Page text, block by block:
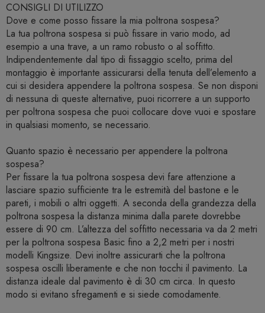
CONSIGLI DI UTILIZZO
Dove e come posso fissare la mia poltrona sospesa?
La tua poltrona sospesa si può fissare in vario modo, ad
esempio a una trave, a un ramo robusto o al soffitto.
Indipendentemente dal tipo di fissaggio scelto, prima del
montaggio è importante assicurarsi della tenuta dell’elemento a
cui si desidera appendere la poltrona sospesa. Se non disponi
di nessuna di queste alternative, puoi ricorrere a un supporto
per poltrona sospesa che puoi collocare dove vuoi e spostare
in qualsiasi momento, se necessario.
Quanto spazio è necessario per appendere la poltrona
sospesa?
Per fissare la tua poltrona sospesa devi fare attenzione a
lasciare spazio sufficiente tra le estremità del bastone e le
pareti, i mobili o altri oggetti. A seconda della grandezza della
poltrona sospesa la distanza minima dalla parete dovrebbe
essere di 90 cm. L’altezza del soffitto necessaria va da 2 metri
per la poltrona sospesa Basic fino a 2,2 metri per i nostri
modelli Kingsize. Devi inoltre assicurarti che la poltrona
sospesa oscilli liberamente e che non tocchi il pavimento. La
distanza ideale dal pavimento è di 30 cm circa. In questo
modo si evitano sfregamenti e si siede comodamente.